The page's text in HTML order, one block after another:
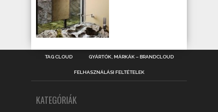
TAG CLOUD GYÁRTÓK, MÁRKÁK – BRANDCLOUD
FELHASZNÁLÁSI FELTÉTELEK
KATEGÓRIÁK